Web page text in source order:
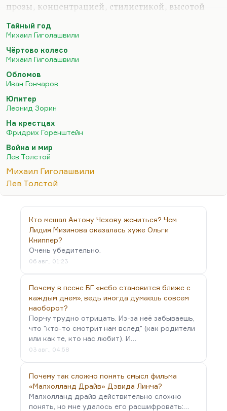
прозы, концентрацией, стилистикой, высотой
диссертации «Рассказчики Достоевского».
К «Тайному году» отношение у меня сложное.
Роман хороший, но просто он, по-моему, не
добавляет к образу Грозного ничего
принципиально нового, кроме одного
обстоятельства: когда человек начинает писать в
России историческую прозу, он почти всегда
становится на позицию протагониста, он
начинает его оправдывать. Так бывает не только в
исторических романах. Ну,…
Тайный год
Михаил Гиголашвили
Чёртово колесо
Михаил Гиголашвили
Обломов
Иван Гончаров
Юпитер
Леонид Зорин
На крестцах
Фридрих Горенштейн
Война и мир
Лев Толстой
Михаил Гиголашвили
Лев Толстой
Кто мешал Антону Чехову жениться? Чем
Лидия Мизинова оказалась хуже Ольги
Книппер?
Очень убедительно.
06 авг., 01:23
Почему в песне БГ «небо становится ближе с
каждым днем», ведь иногда думаешь совсем
наоборот?
Порчу трудно отрицать. Из-за неё забываешь,
что "кто-то смотрит нам вслед" (как родители
или как те, кто нас любит). И…
03 авг., 04:58
Почему так сложно понять смысл фильма
«Малхолланд Драйв» Дэвида Линча?
Малхолланд драйв действительно сложно
понять, но мне удалось его расшифровать:…